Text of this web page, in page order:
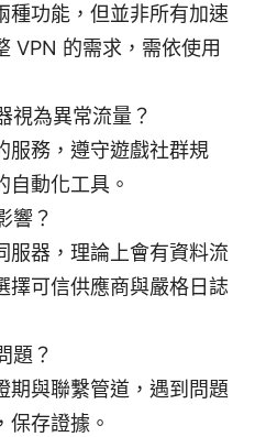
種功能，但並非所有加速
VPN 的需求，需依使用
視為異常流量？
服務，遵守遊戲社群規
自動化工具。
響？
服器，理論上會有資料流
擇可信供應商與嚴格日誌
題？
期與聯繫管道，遇到問題
保存證據。